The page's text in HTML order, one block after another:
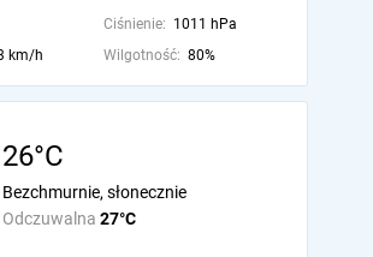
Ciśnienie: 1011 hPa
km/h Wilgotność: 80%
26°C
Odczuwalna 27°C
Bezchmurnie, słonecznie